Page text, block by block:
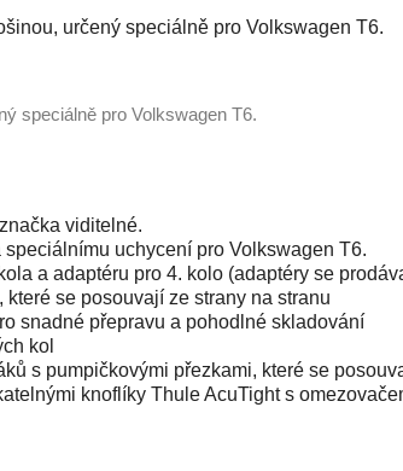
určený speciálně pro Volkswagen T6.
speciálně pro Volkswagen T6.
viditelné.
uchycení pro Volkswagen T6.
a adaptéru pro 4. kolo (adaptéry se
se posouvají ze strany na stranu
snadné přepravu a pohodlné skladování
kol
s pumpičkovými přezkami, které se
knoflíky Thule AcuTight s